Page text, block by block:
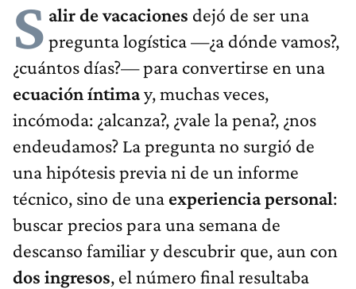
S alir de vacaciones dejó de ser una
pregunta logística —¿a dónde vamos?,
¿cuántos días?— para convertirse en una
ecuación íntimay, muchas veces,
incómoda: ¿alcanza?, ¿vale la pena?, ¿nos
endeudamos? La pregunta no surgió de
una hipótesis previa ni de un informe
técnico, sino de una experiencia personal:
buscar precios para una semana de
descanso familiar y descubrir que, aun con
dos ingresos, el número final resultaba